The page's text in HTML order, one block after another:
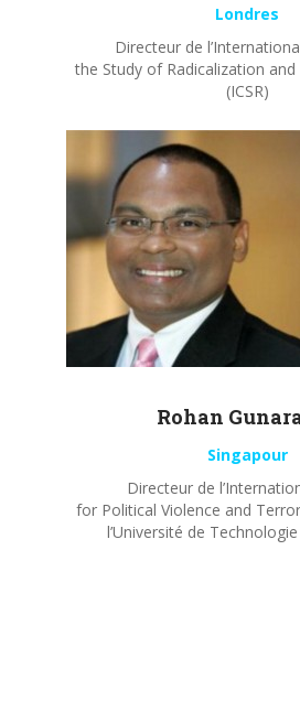
Londres
Directeur de
the Study of Radicalization and
(ICSR)
Rohan
Singapour
Directeur de
for Political Violence and
l’Université de